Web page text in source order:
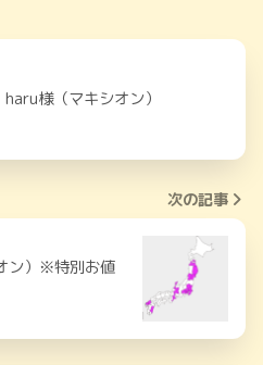
様（マキシオン）
次の記事
ン）※特別お値